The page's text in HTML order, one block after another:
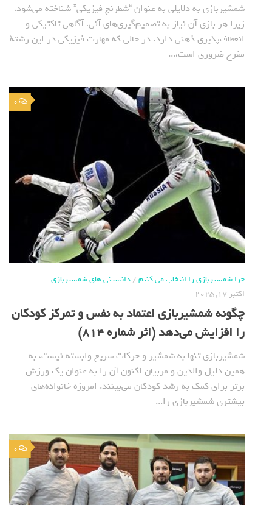
شمشیربازی به دلایلی به عنوان “شطرنج فیزیکی” شناخته می‌شود،
زیرا هر بازی آن نیاز به تصمیم‌گیری‌های آنی، آگاهی تاکتیکی و
انعطاف‌پذیری ذهنی دارد. در حالی که مهارت فیزیکی در این رشتة
مفرح ضروری است،...
0
چرا شمشیربازی را انتخاب می کنیم/دانستنی های شمشیربازی
اکتبر 17, 2025
چگونه شمشیربازی اعتماد به نفس و تمرکز کودکان
را افزایش می‌دهد (اثر شماره 814)
شمشیربازی تنها به شمشیر و حرکات سریع وابسته نیست، به
همین دلیل والدین و مربیان اکنون آن را به عنوان یک ورزش
برتر برای کمک به رشد کودکان می‌بینند. امروزه خانواده‌های
بیشتری شمشیربازی را...
0